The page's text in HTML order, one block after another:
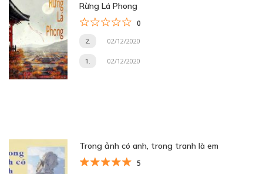
Rừng Lá Phong
0
2. 02/12/2020
1. 02/12/2020
Trong ảnh có anh, trong tranh là em
5